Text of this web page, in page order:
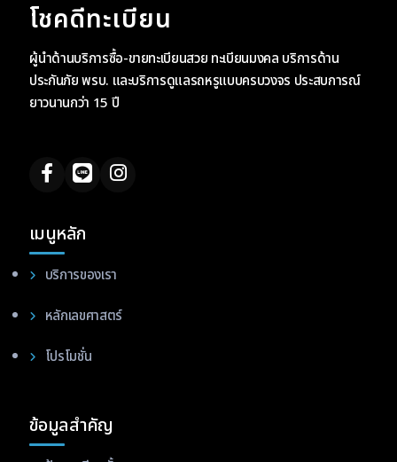
โชคดีทะเบียน
ผู้นำด้านบริการซื้อ-ขายทะเบียนสวย ทะเบียนมงคล บริการด้าน
ประกันภัย พรบ. และบริการดูแลรถหรูแบบครบวงจร ประสบการณ์
ยาวนานกว่า 15 ปี
เมนูหลัก
บริการของเรา
หลักเลขศาสตร์
โปรโมชั่น
ข้อมูลสำคัญ